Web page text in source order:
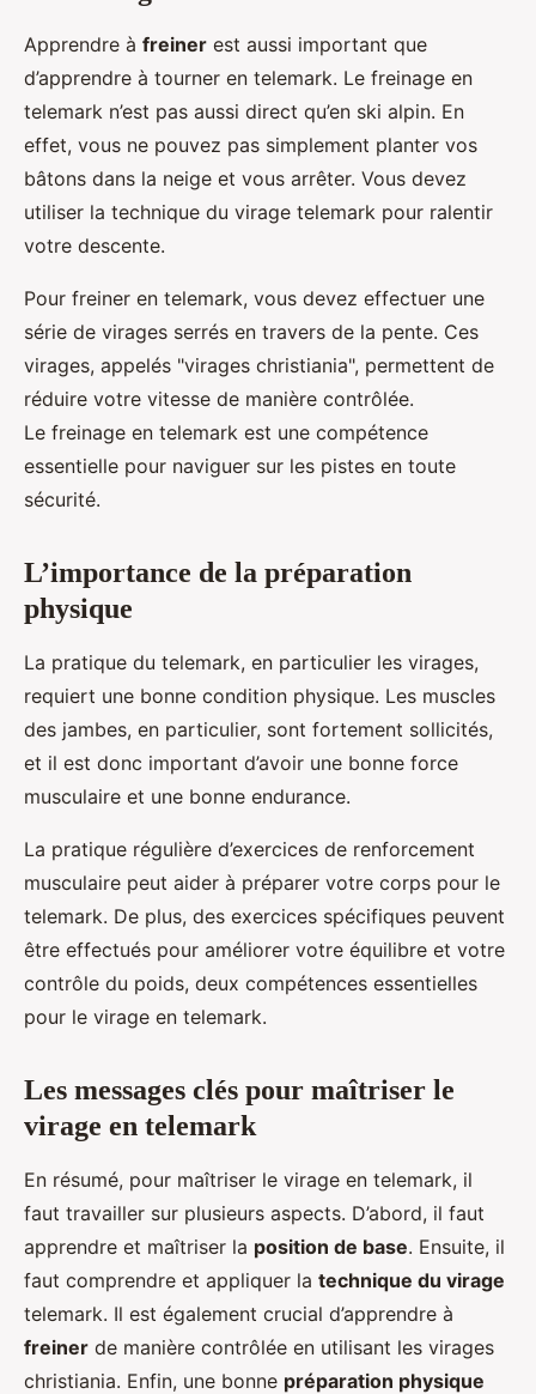
Apprendre à freiner est aussi important que
d’apprendre à tourner en telemark. Le freinage en
telemark n’est pas aussi direct qu’en ski alpin. En
effet, vous ne pouvez pas simplement planter vos
bâtons dans la neige et vous arrêter. Vous devez
utiliser la technique du virage telemark pour ralentir
votre descente.
Pour freiner en telemark, vous devez effectuer une
série de virages serrés en travers de la pente. Ces
virages, appelés "virages christiania", permettent de
réduire votre vitesse de manière contrôlée.
Le freinage en telemark est une compétence
essentielle pour naviguer sur les pistes en toute
sécurité.
L’importance de la préparation
physique
La pratique du telemark, en particulier les virages,
requiert une bonne condition physique. Les muscles
des jambes, en particulier, sont fortement sollicités,
et il est donc important d’avoir une bonne force
musculaire et une bonne endurance.
La pratique régulière d’exercices de renforcement
musculaire peut aider à préparer votre corps pour le
telemark. De plus, des exercices spécifiques peuvent
être effectués pour améliorer votre équilibre et votre
contrôle du poids, deux compétences essentielles
pour le virage en telemark.
Les messages clés pour maîtriser le
virage en telemark
En résumé, pour maîtriser le virage en telemark, il
faut travailler sur plusieurs aspects. D’abord, il faut
apprendre et maîtriser la position de base. Ensuite, il
faut comprendre et appliquer la technique du virage
telemark. Il est également crucial d’apprendre à
freiner de manière contrôlée en utilisant les virages
christiania. Enfin, une bonne préparation physique